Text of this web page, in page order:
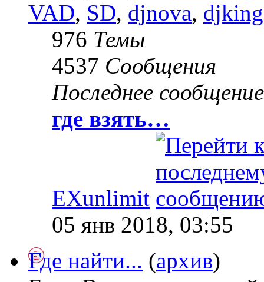
VAD, SD, djnova, djking
976 Темы
4537 Сообщения
Последнее сообщение
где взять…
EXunlimit
05 янв 2018, 03:55
Где найти... (архив)